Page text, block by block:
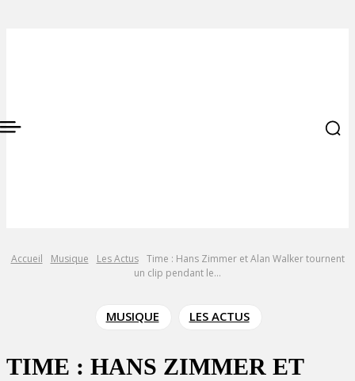
Accueil Musique Les Actus
Time : Hans Zimmer et Alan Walker tournent
un clip pendant le...
MUSIQUE LES ACTUS
TIME : HANS ZIMMER ET